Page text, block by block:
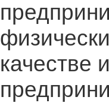
качестве